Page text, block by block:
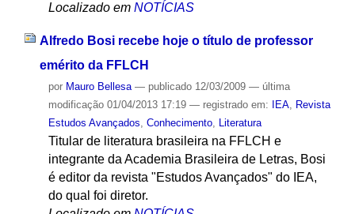
Localizado em NOTÍCIAS
Alfredo Bosi recebe hoje o título de professor
emérito da FFLCH
por Mauro Bellesa — publicado12/03/2009 — última
modificação01/04/2013 17:19 — registrado em: IEA, Revista
Estudos Avançados, Conhecimento, Literatura
Titular de literatura brasileira na FFLCH e
integrante da Academia Brasileira de Letras, Bosi
é editor da revista "Estudos Avançados" do IEA,
do qual foi diretor.